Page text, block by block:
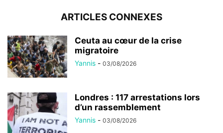
ARTICLES CONNEXES
Ceuta au cœur de la crise
migratoire
Yannis - 03/08/2026
Londres : 117 arrestations lors
d’un rassemblement
Yannis - 03/08/2026